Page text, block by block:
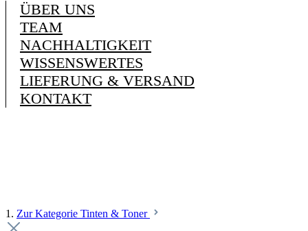
ÜBER UNS
TEAM
NACHHALTIGKEIT
WISSENSWERTES
LIEFERUNG & VERSAND
KONTAKT
1. Zur Kategorie Tinten & Toner